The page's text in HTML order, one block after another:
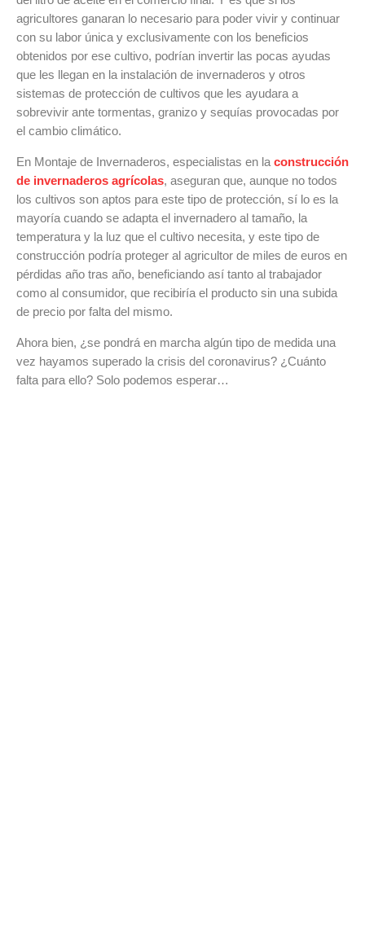
agricultores ganaran lo necesario para poder vivir y continuar
con su labor única y exclusivamente con los beneficios
obtenidos por ese cultivo, podrían invertir las pocas ayudas
que les llegan en la instalación de invernaderos y otros
sistemas de protección de cultivos que les ayudara a
sobrevivir ante tormentas, granizo y sequías provocadas por
el cambio climático.
En Montaje de Invernaderos, especialistas en la construcción
de invernaderos agrícolas, aseguran que, aunque no todos
los cultivos son aptos para este tipo de protección, sí lo es la
mayoría cuando se adapta el invernadero al tamaño, la
temperatura y la luz que el cultivo necesita, y este tipo de
construcción podría proteger al agricultor de miles de euros en
pérdidas año tras año, beneficiando así tanto al trabajador
como al consumidor, que recibiría el producto sin una subida
de precio por falta del mismo.
Ahora bien, ¿se pondrá en marcha algún tipo de medida una
vez hayamos superado la crisis del coronavirus? ¿Cuánto
falta para ello? Solo podemos esperar…